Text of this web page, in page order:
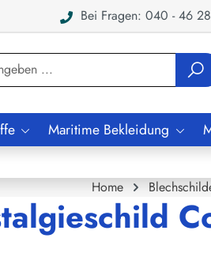
Bei Fragen: 040 - 46
Maritime Bekleidung
Home